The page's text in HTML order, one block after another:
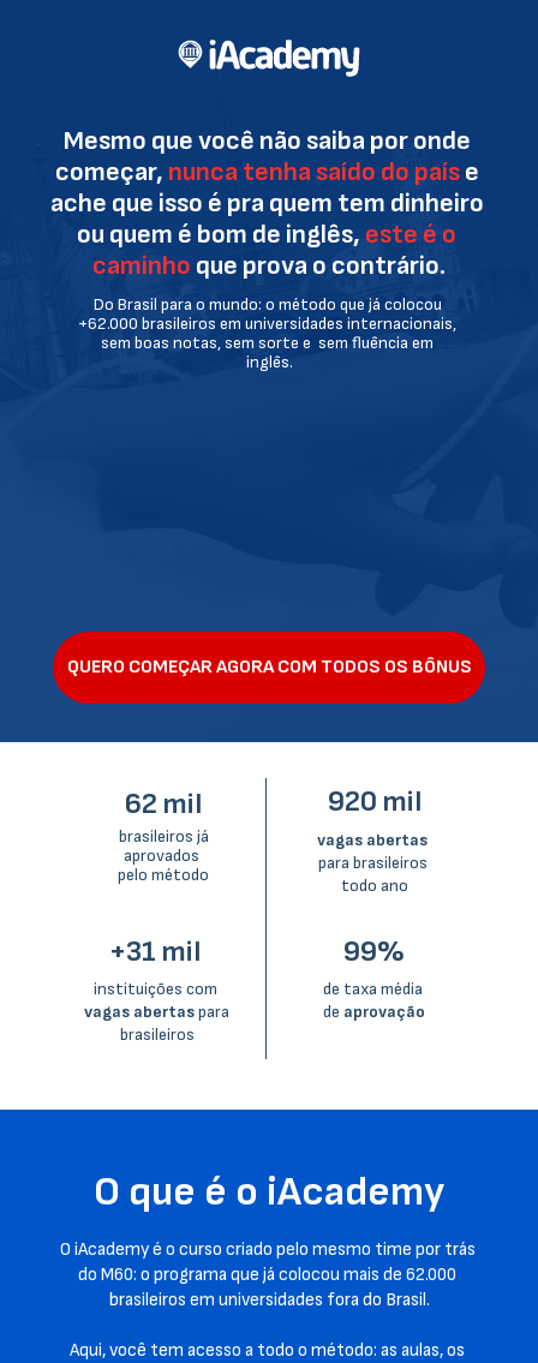
Do Brasil para o mundo: o método que já colocou
+62.000 brasileiros em universidades internacionais,
sem boas notas, sem sorte e  sem fluência em
inglês.
Mesmo que você não saiba por onde
começar,nunca tenha saído do país e
ache que isso é pra quem tem dinheiro
ou quem é bom de inglês, este é o
caminho que prova o contrário.
QUERO COMEÇAR AGORA COM TODOS OS BÔNUS
99%
62 mil
+31 mil
920 mil
de taxa média
de aprovação
para brasileiros
todo ano
vagas abertas para
brasileiros
aprovados
pelo método
O que é o iAcademy
O iAcademy é o curso criado pelo mesmo time por trás
do M60: o programa que já colocou mais de 62.000
brasileiros em universidades fora do Brasil.
Aqui, você tem acesso a todo o método: as aulas, os